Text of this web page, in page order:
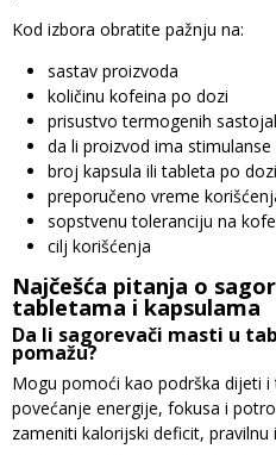
Kod izbora obratite pažnju na:
sastav proizvoda
količinu kofeina po dozi
prisustvo termogenih
da li proizvod ima stimulanse
broj kapsula ili tableta po dozi
preporučeno vreme
sopstvenu toleranciju na
cilj korišćenja
Najčešća pitanja o
tabletama i kapsulama
Da li sagorevači masti u
pomažu?
Mogu pomoći kao podrška dijeti
povećanje energije, fokusa i
zameniti kalorijski deficit, pravilnu